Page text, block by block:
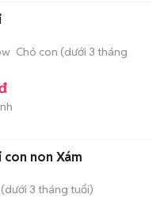
Chó con (dưới 3 tháng
con non Xám
3 tháng tuổi)